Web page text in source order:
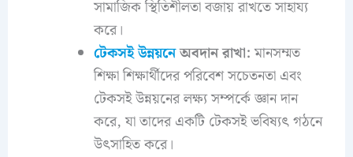
সামাজিক স্থিতিশীলতা বজায় রাখতে সাহায্য
করে।
টেকসই উন্নয়নেঅবদান রাখা: মানসম্মত
শিক্ষা শিক্ষার্থীদের পরিবেশ সচেতনতা এবং
টেকসই উন্নয়নের লক্ষ্য সম্পর্কে জ্ঞান দান
করে, যা তাদের একটি টেকসই ভবিষ্যৎ গঠনে
উৎসাহিত করে।